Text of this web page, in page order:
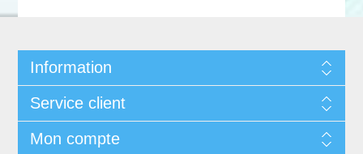
Information
Service client
Mon compte